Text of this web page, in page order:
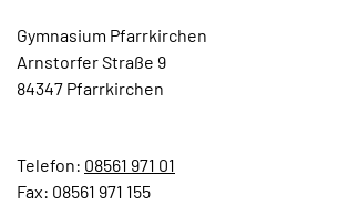
Gymnasium Pfarrkirchen
Arnstorfer Straße 9
84347 Pfarrkirchen
Telefon: 08561 971 01
Fax: 08561 971 155